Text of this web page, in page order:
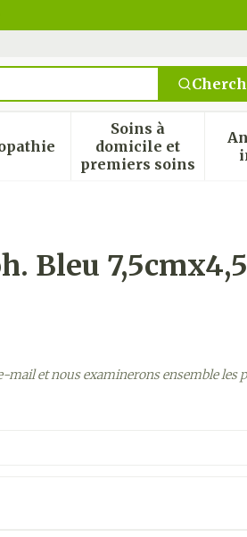
& vitamines
Grossesse et enfants
pour la catégorie Vitalité
Afficher le sous-menu pour la
Soins à
domicile et
premiers soins
Afficher le
Bleu
mail et nous examinerons ensemble les